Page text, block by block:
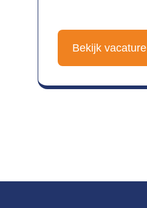
Bekijk vacature